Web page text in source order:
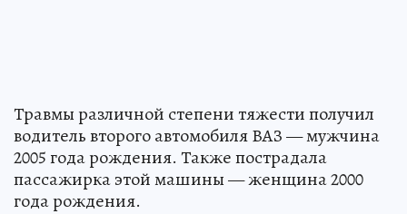
Травмы различной степени тяжести получил
водитель второго автомобиля ВАЗ — мужчина
2005 года рождения. Также пострадала
пассажирка этой машины — женщина 2000
года рождения.